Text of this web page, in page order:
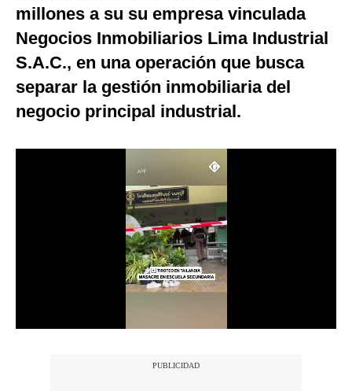
G de Gestión
Notas Contratadas
Podcast
Gestión TV
Videos
Y
millones a su su empresa vinculada
Negocios Inmobiliarios Lima Industrial
S.A.C., en una operación que busca
separar la gestión inmobiliaria del
negocio principal industrial.